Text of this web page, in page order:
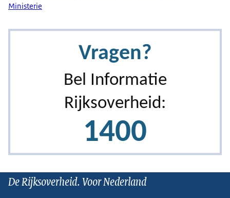
Ministerie
De Rijksoverheid. Voor Nederland